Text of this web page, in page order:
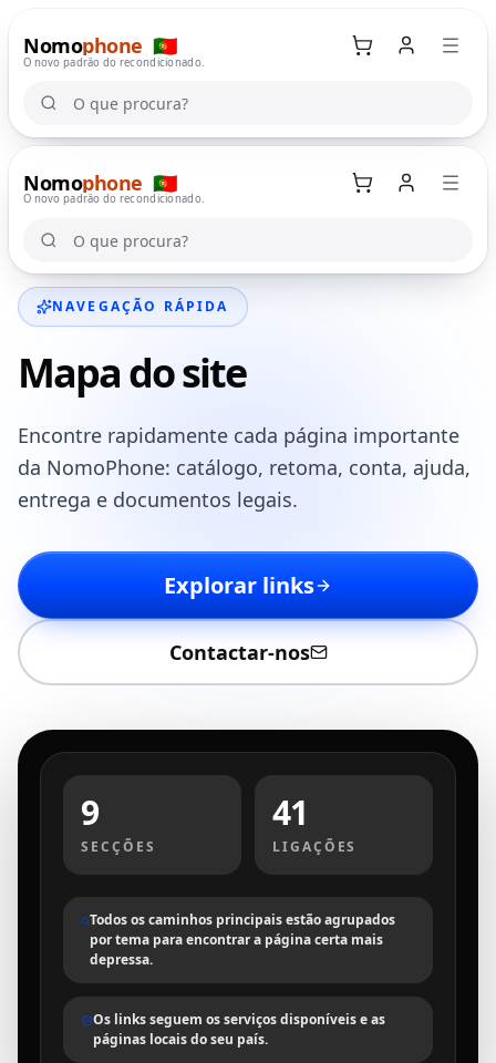
Nomophone
O novo padrão do recondicionado.
🇵🇹
O que procura?
O que procura?
Nomophone
O novo padrão do recondicionado.
🇵🇹
Carrinho
O que procura?
O que procura?
NAVEGAÇÃO RÁPIDA
Mapa do site
Encontre rapidamente cada página importante
da NomoPhone: catálogo, retoma, conta, ajuda,
entrega e documentos legais.
Explorar links
Contactar-nos
9
SECÇÕES
41
LIGAÇÕES
Todos os caminhos principais estão agrupados
por tema para encontrar a página certa mais
depressa.
Os links seguem os serviços disponíveis e as
páginas locais do seu país.